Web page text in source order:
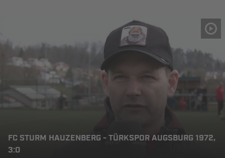
FC STURM HAUZENBERG - TÜRKSPOR AUGSBURG 1972,
3:0